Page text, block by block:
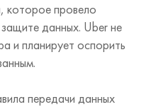
которое провело
данных. Uber не
и планирует оспорить
передачи данных